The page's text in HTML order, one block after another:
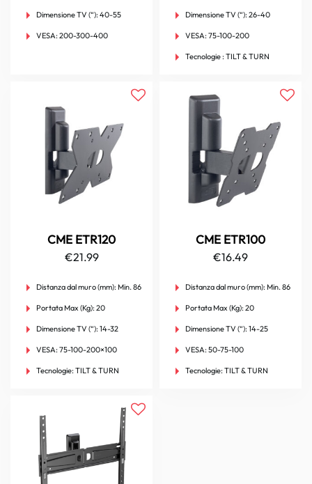
Dimensione TV (“): 40-55
VESA: 200-300-400
Dimensione TV (“): 26-40
VESA: 75-100-200
Tecnologie : TILT & TURN
CME ETR120
€21.99
Distanza dal muro (mm): Min. 86
Portata Max (Kg): 20
Dimensione TV (“): 14-32
VESA: 75-100-200×100
Tecnologie: TILT & TURN
CME ETR100
€16.49
Distanza dal muro (mm): Min. 86
Portata Max (Kg): 20
Dimensione TV (“): 14-25
VESA: 50-75-100
Tecnologie: TILT & TURN